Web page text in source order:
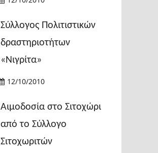
Σύλλογος Πολιτιστικών
δραστηριοτήτων
«Νιγρίτα»
12/10/2010
Αιμοδοσία στο Σιτοχώρι
από το Σύλλογο
Σιτοχωριτών